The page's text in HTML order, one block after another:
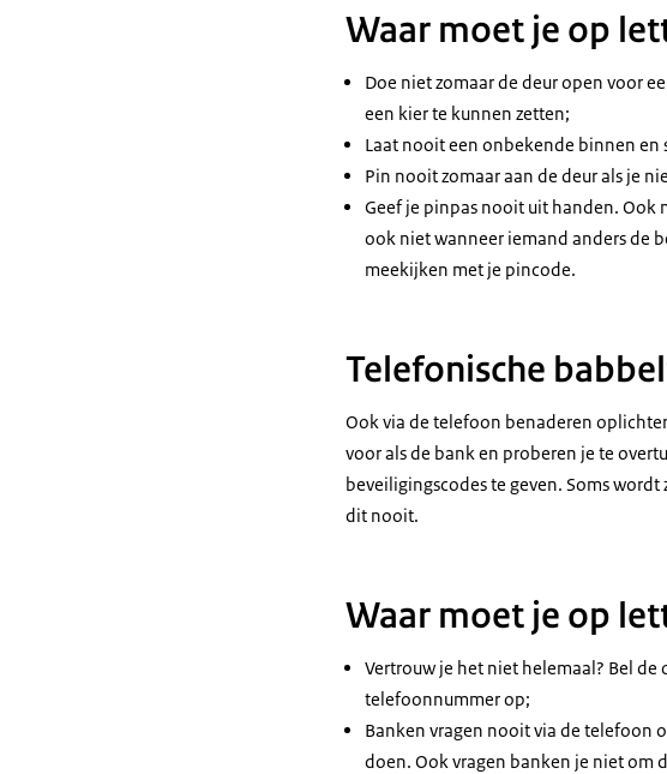
Waar moet je op
Doe niet zomaar de deur open voor
een kier te kunnen zetten;
Laat nooit een onbekende binnen en
Pin nooit zomaar aan de deur als je
Geef je pinpas nooit uit handen.
ook niet wanneer iemand anders de
meekijken met je pincode.
Telefonische
Ook via de telefoon benaderen
voor als de bank en proberen je te
beveiligingscodes te geven. Soms
dit nooit.
Waar moet je op
Vertrouw je het niet helemaal? Bel
telefoonnummer op;
Banken vragen nooit via de telefoon
doen. Ook vragen banken je niet om